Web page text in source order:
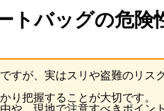
トバッグの危険
すが、実はスリや盗難のリス
り把握することが大切です。